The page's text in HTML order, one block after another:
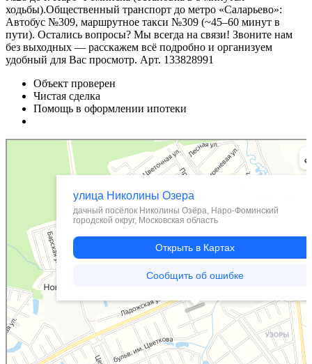
ходьбы).Общественный транспорт до метро «Саларьево»:
Автобус №309, маршрутное такси №309 (~45–60 минут в
пути). Остались вопросы? Мы всегда на связи! Звоните нам
без выходных — расскажем всё подробно и организуем
удобный для Вас просмотр. Арт. 133828991
Объект проверен
Чистая сделка
Помощь в оформлении ипотеки